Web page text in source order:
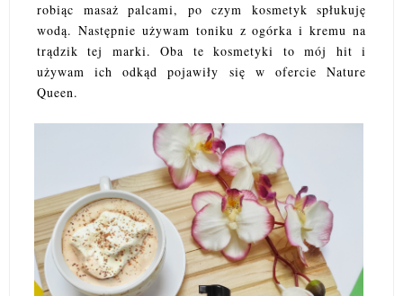
robiąc masaż palcami, po czym kosmetyk spłukuję
wodą. Następnie używam toniku z ogórka i kremu na
trądzik tej marki. Oba te kosmetyki to mój hit i
używam ich odkąd pojawiły się w ofercie Nature
Queen.